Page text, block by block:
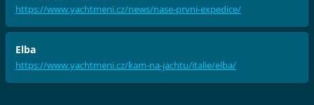
https://www.yachtmeni.cz/news/nase-prvni-expedice/
Elba
https://www.yachtmeni.cz/kam-na-jachtu/italie/elba/